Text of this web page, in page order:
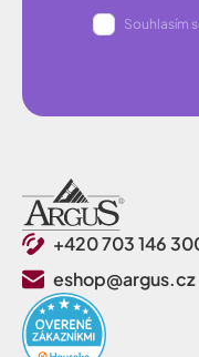
Souhlasím
+420 703 146
eshop@argus.cz